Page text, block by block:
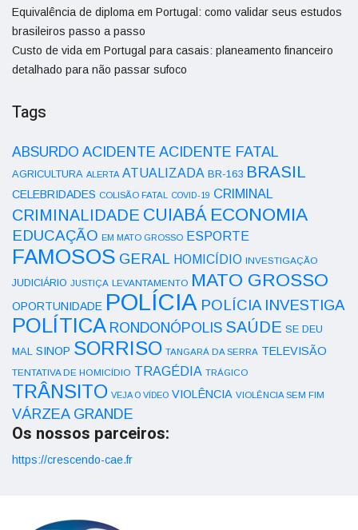
Equivalência de diploma em Portugal: como validar seus estudos
brasileiros passo a passo
Custo de vida em Portugal para casais: planeamento financeiro
detalhado para não passar sufoco
Tags
ABSURDO ACIDENTE ACIDENTE FATAL
AGRICULTURA ALERTA ATUALIZADA BR-163 BRASIL
CELEBRIDADES COLISÃO FATAL COVID-19 CRIMINAL
CRIMINALIDADE CUIABÁ ECONOMIA
EDUCAÇÃO EM MATO GROSSO ESPORTE
FAMOSOS GERAL HOMICÍDIO INVESTIGAÇÃO
JUDICIÁRIO JUSTIÇA LEVANTAMENTO MATO GROSSO
OPORTUNIDADE POLÍCIA POLÍCIA INVESTIGA
POLÍTICA RONDONÓPOLIS SAÚDE SE DEU
MAL SINOP SORRISO TANGARÁ DA SERRA TELEVISÃO
TENTATIVA DE HOMICÍDIO TRAGÉDIA TRÁGICO
TRÂNSITO VEJA O VÍDEO VIOLÊNCIA VIOLÊNCIA SEM FIM
VÁRZEA GRANDE
Os nossos parceiros:
https://crescendo-cae.fr